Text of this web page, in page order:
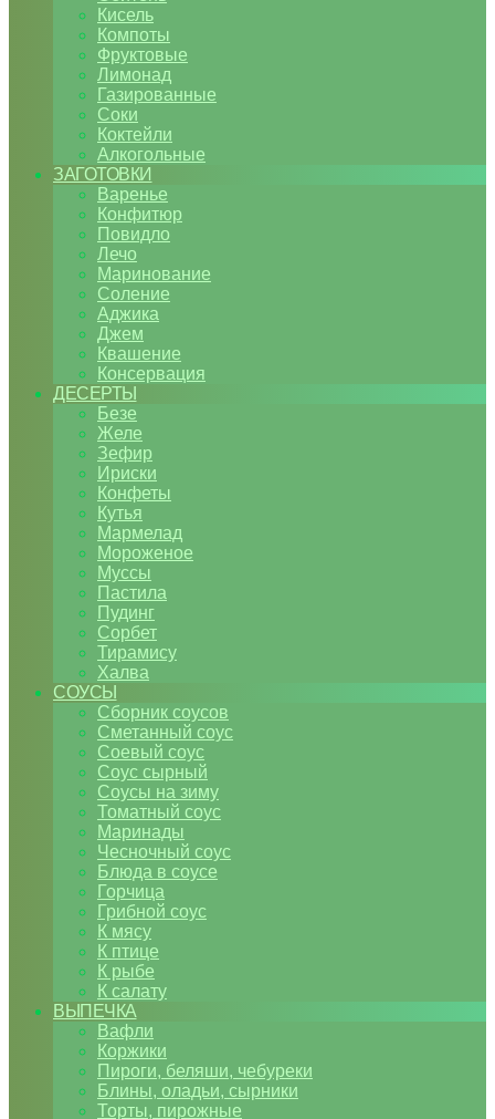
Кисель
Компоты
Фруктовые
Лимонад
Газированные
Соки
Коктейли
Алкогольные
ЗАГОТОВКИ
Варенье
Конфитюр
Повидло
Лечо
Маринование
Соление
Аджика
Джем
Квашение
Консервация
ДЕСЕРТЫ
Безе
Желе
Зефир
Ириски
Конфеты
Кутья
Мармелад
Мороженое
Муссы
Пастила
Пудинг
Сорбет
Тирамису
Халва
СОУСЫ
Сборник соусов
Сметанный соус
Соевый соус
Соус сырный
Соусы на зиму
Томатный соус
Маринады
Чесночный соус
Блюда в соусе
Горчица
Грибной соус
К мясу
К птице
К рыбе
К салату
ВЫПЕЧКА
Вафли
Коржики
Пироги, беляши, чебуреки
Блины, оладьи, сырники
Торты, пирожные